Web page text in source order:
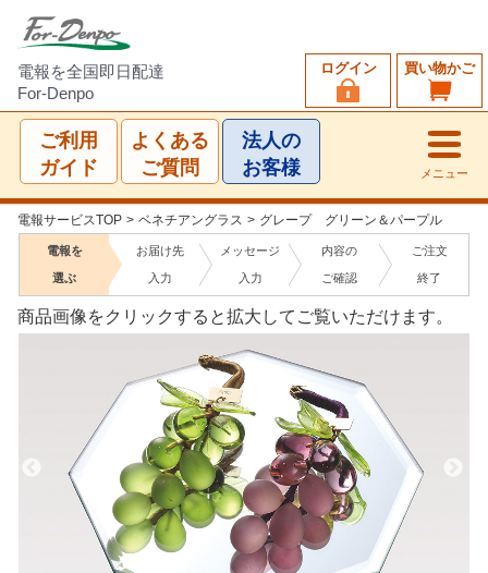
電報を全国即日配達
For-Denpo
買い物かご
ログイン
ご利用
ガイド
よくある
ご質問
法人の
お客様
メニュー
電報サービスTOP > ベネチアングラス > グレープ グリーン＆パープル
電報を
選ぶ
お届け先
入力
メッセージ
入力
内容の
ご確認
ご注文
終了
商品画像をクリックすると拡大してご覧いただけます。